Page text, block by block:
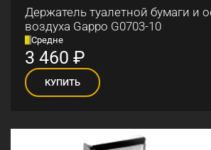
Держатель туалетной бумаги и
воздуха Gappo G0703-10
Средне
3 460 ₽
КУПИТЬ